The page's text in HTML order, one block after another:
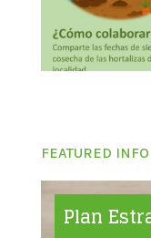
FEATURED INFO
Plan